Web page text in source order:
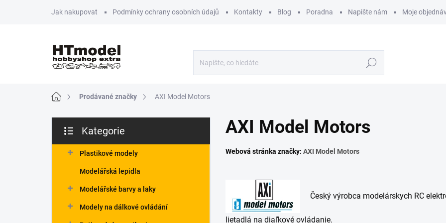
Jak nakupovat Podmínky ochrany osobních údajů Kontakty Blog Poradna Napište nám Moje
Hledat
Domů Prodávané značky AXI Model Motors
s
kategorie
Kategorie
Plastikové modely
Modelářská lepidla
Modelářské barvy a laky
Modely na dálkové ovládání
AXI Model Motors
Webová stránka značky: AXI Model Motors
Český výrobca modelárskych RC
lietadlá na diaľkové ovládanie.